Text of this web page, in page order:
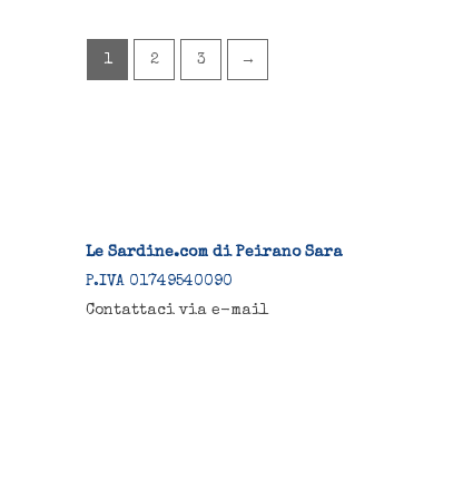
1 2 3 →
Le Sardine.com di Peirano Sara
P.IVA 01749540090
Contattaci via e-mail